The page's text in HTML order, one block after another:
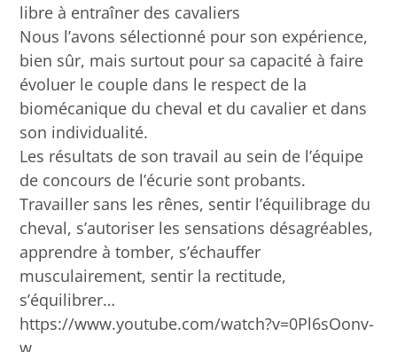
libre à entraîner des cavaliers
Nous l’avons sélectionné pour son expérience,
bien sûr, mais surtout pour sa capacité à faire
évoluer le couple dans le respect de la
biomécanique du cheval et du cavalier et dans
son individualité.
Les résultats de son travail au sein de l’équipe
de concours de l’écurie sont probants.
Travailler sans les rênes, sentir l’équilibrage du
cheval, s’autoriser les sensations désagréables,
apprendre à tomber, s’échauffer
musculairement, sentir la rectitude,
s’équilibrer…
https://www.youtube.com/watch?v=0Pl6sOonv-
w